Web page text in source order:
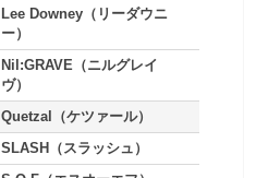
Lee Downey（リーダウニ
ー）
Nil:GRAVE（ニルグレイ
ヴ）
Quetzal（ケツァール）
SLASH（スラッシュ）